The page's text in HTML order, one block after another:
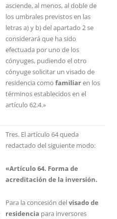
asciende, al menos, al doble de
los umbrales previstos en las
letras a) y b) del apartado 2 se
considerará que ha sido
efectuada por uno de los
cónyuges, pudiendo el otro
cónyuge solicitar un visado de
residencia como familiaren los
términos establecidos en el
artículo 62.4.»
Tres. El artículo 64 queda
redactado del siguiente modo:
«Artículo 64. Forma de
acreditación de la inversión.
Para la concesión delvisado de
residencia para inversores